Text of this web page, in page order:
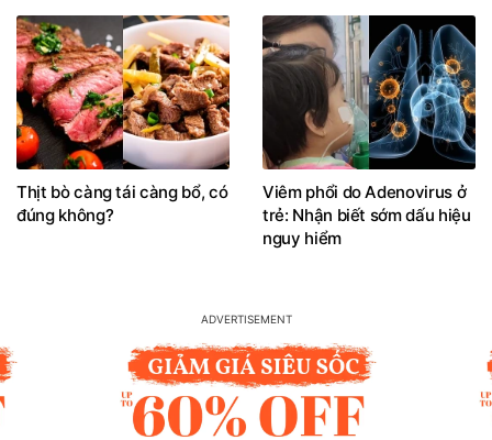
Thịt bò càng tái càng bổ, có
đúng không?
Viêm phổi do Adenovirus ở
trẻ: Nhận biết sớm dấu hiệu
nguy hiểm